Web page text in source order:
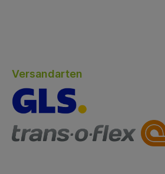
Versandarten